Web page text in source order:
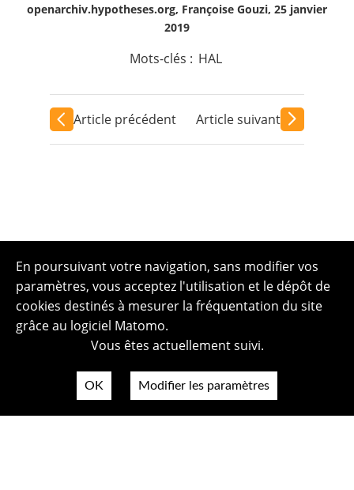
openarchiv.hypotheses.org, Françoise Gouzi, 25 janvier
2019
Mots-clés : HAL
Article précédent Article suivant
En poursuivant votre navigation, sans modifier vos
paramètres, vous acceptez l'utilisation et le dépôt de
cookies destinés à mesurer la fréquentation du site
grâce au logiciel Matomo.
Vous êtes actuellement suivi.
OK Modifier les paramètres